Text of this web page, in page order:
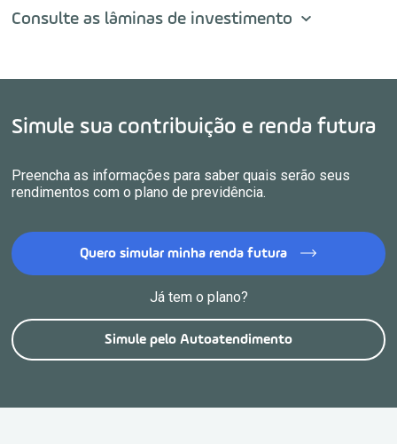
Consulte as lâminas de investimento
Simule sua contribuição e renda futura
Preencha as informações para saber quais serão seus
rendimentos com o plano de previdência.
Quero simular minha renda futura
Já tem o plano?
Simule pelo Autoatendimento